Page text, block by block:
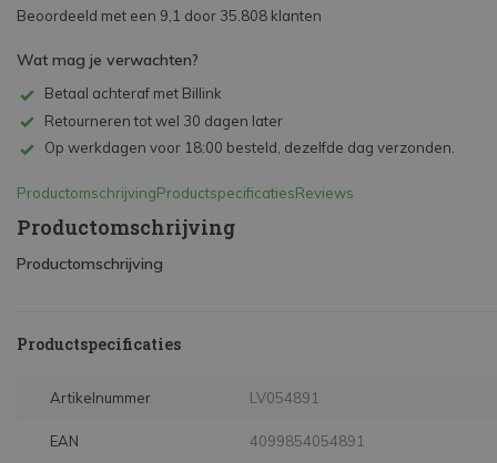
Beoordeeld met een 9,1 door 35.808 klanten
Wat mag je verwachten?
Betaal achteraf met Billink
Retourneren tot wel 30 dagen later
Op werkdagen voor 18:00 besteld, dezelfde dag verzonden.
ProductomschrijvingProductspecificatiesReviews
Productomschrijving
Productomschrijving
Productspecificaties
Artikelnummer LV054891
EAN 4099854054891